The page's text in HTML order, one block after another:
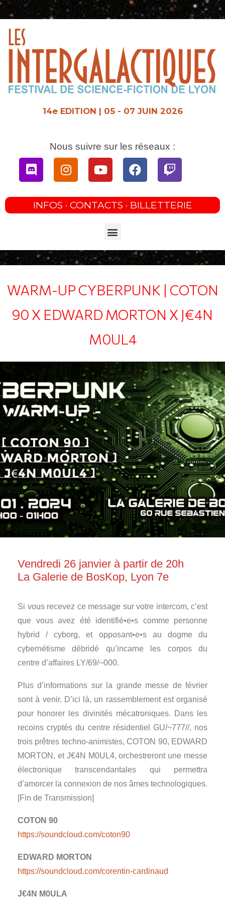
Aller
14e EDITION | 05 - 07 JUIN 2026
Nous suivre sur les réseaux :
DiscordInstagramYoutubeFacebookTwitch
INFOS · CONTACTS · BILLETTERIE
Menu
WARM-UP CYBERPUNK | COTON
90 X EDWARD MORTON X J€4N
M0UL4
Vendredi 26 janvier à partir de 20h
La Galerie de BosKop, Lyon 7e
Si vous recevez ce message sur votre intercom, c’est
que vous avez été identifié•e•s comme personne
hybrid / cyborg, et opposant•e•s au dogme du
cybernétisme débridé qu’incarne les corpos du
centre d’affaires LY/69/~000.
Plus d’informations sur la grande messe de février
sont à venir. D’ici là, un rassemblement est organisé
pour honorer les divinités mécatroniques. Dans les
recoins cryptés du centre résidentiel GU/~777//, nos
trois prêtres techno-animistes, COTON 90, EDWARD
MORTON, et J€4N M0UL4, orchestreront une messe
électronique transcendantales qui permettra
d’amorcer la connexion de nos âmes technologiques.
[Fin de Transmission]
COTON 90
https://soundcloud.com/coton90
EDWARD MORTON
https://soundcloud.com/corentin-cardinaud
J€4N M0ULA